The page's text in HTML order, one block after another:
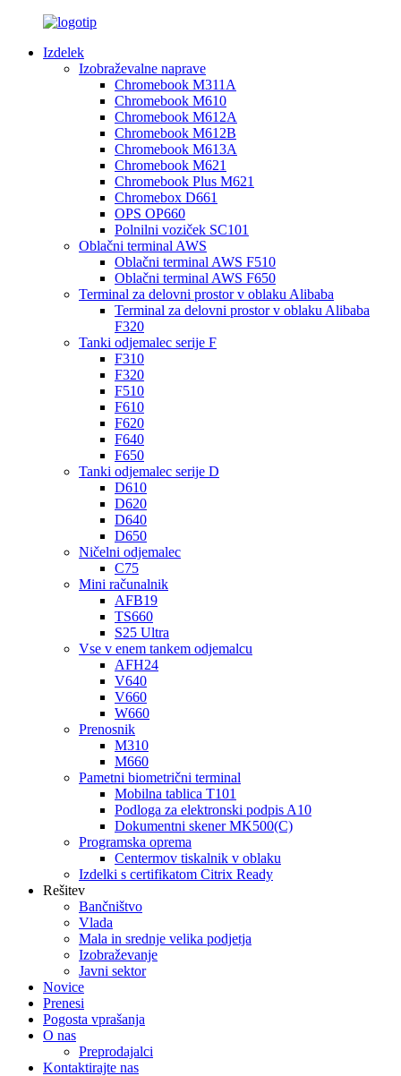
Izdelek
Izobraževalne naprave
Chromebook M311A
Chromebook M610
Chromebook M612A
Chromebook M612B
Chromebook M613A
Chromebook M621
Chromebook Plus M621
Chromebox D661
OPS OP660
Polnilni voziček SC101
Oblačni terminal AWS
Oblačni terminal AWS F510
Oblačni terminal AWS F650
Terminal za delovni prostor v oblaku Alibaba
Terminal za delovni prostor v oblaku Alibaba
F320
Tanki odjemalec serije F
F310
F320
F510
F610
F620
F640
F650
Tanki odjemalec serije D
D610
D620
D640
D650
Ničelni odjemalec
C75
Mini računalnik
AFB19
TS660
S25 Ultra
Vse v enem tankem odjemalcu
AFH24
V640
V660
W660
Prenosnik
M310
M660
Pametni biometrični terminal
Mobilna tablica T101
Podloga za elektronski podpis A10
Dokumentni skener MK500(C)
Programska oprema
Centermov tiskalnik v oblaku
Izdelki s certifikatom Citrix Ready
Rešitev
Bančništvo
Vlada
Mala in srednje velika podjetja
Izobraževanje
Javni sektor
Novice
Prenesi
Pogosta vprašanja
O nas
Preprodajalci
Kontaktirajte nas